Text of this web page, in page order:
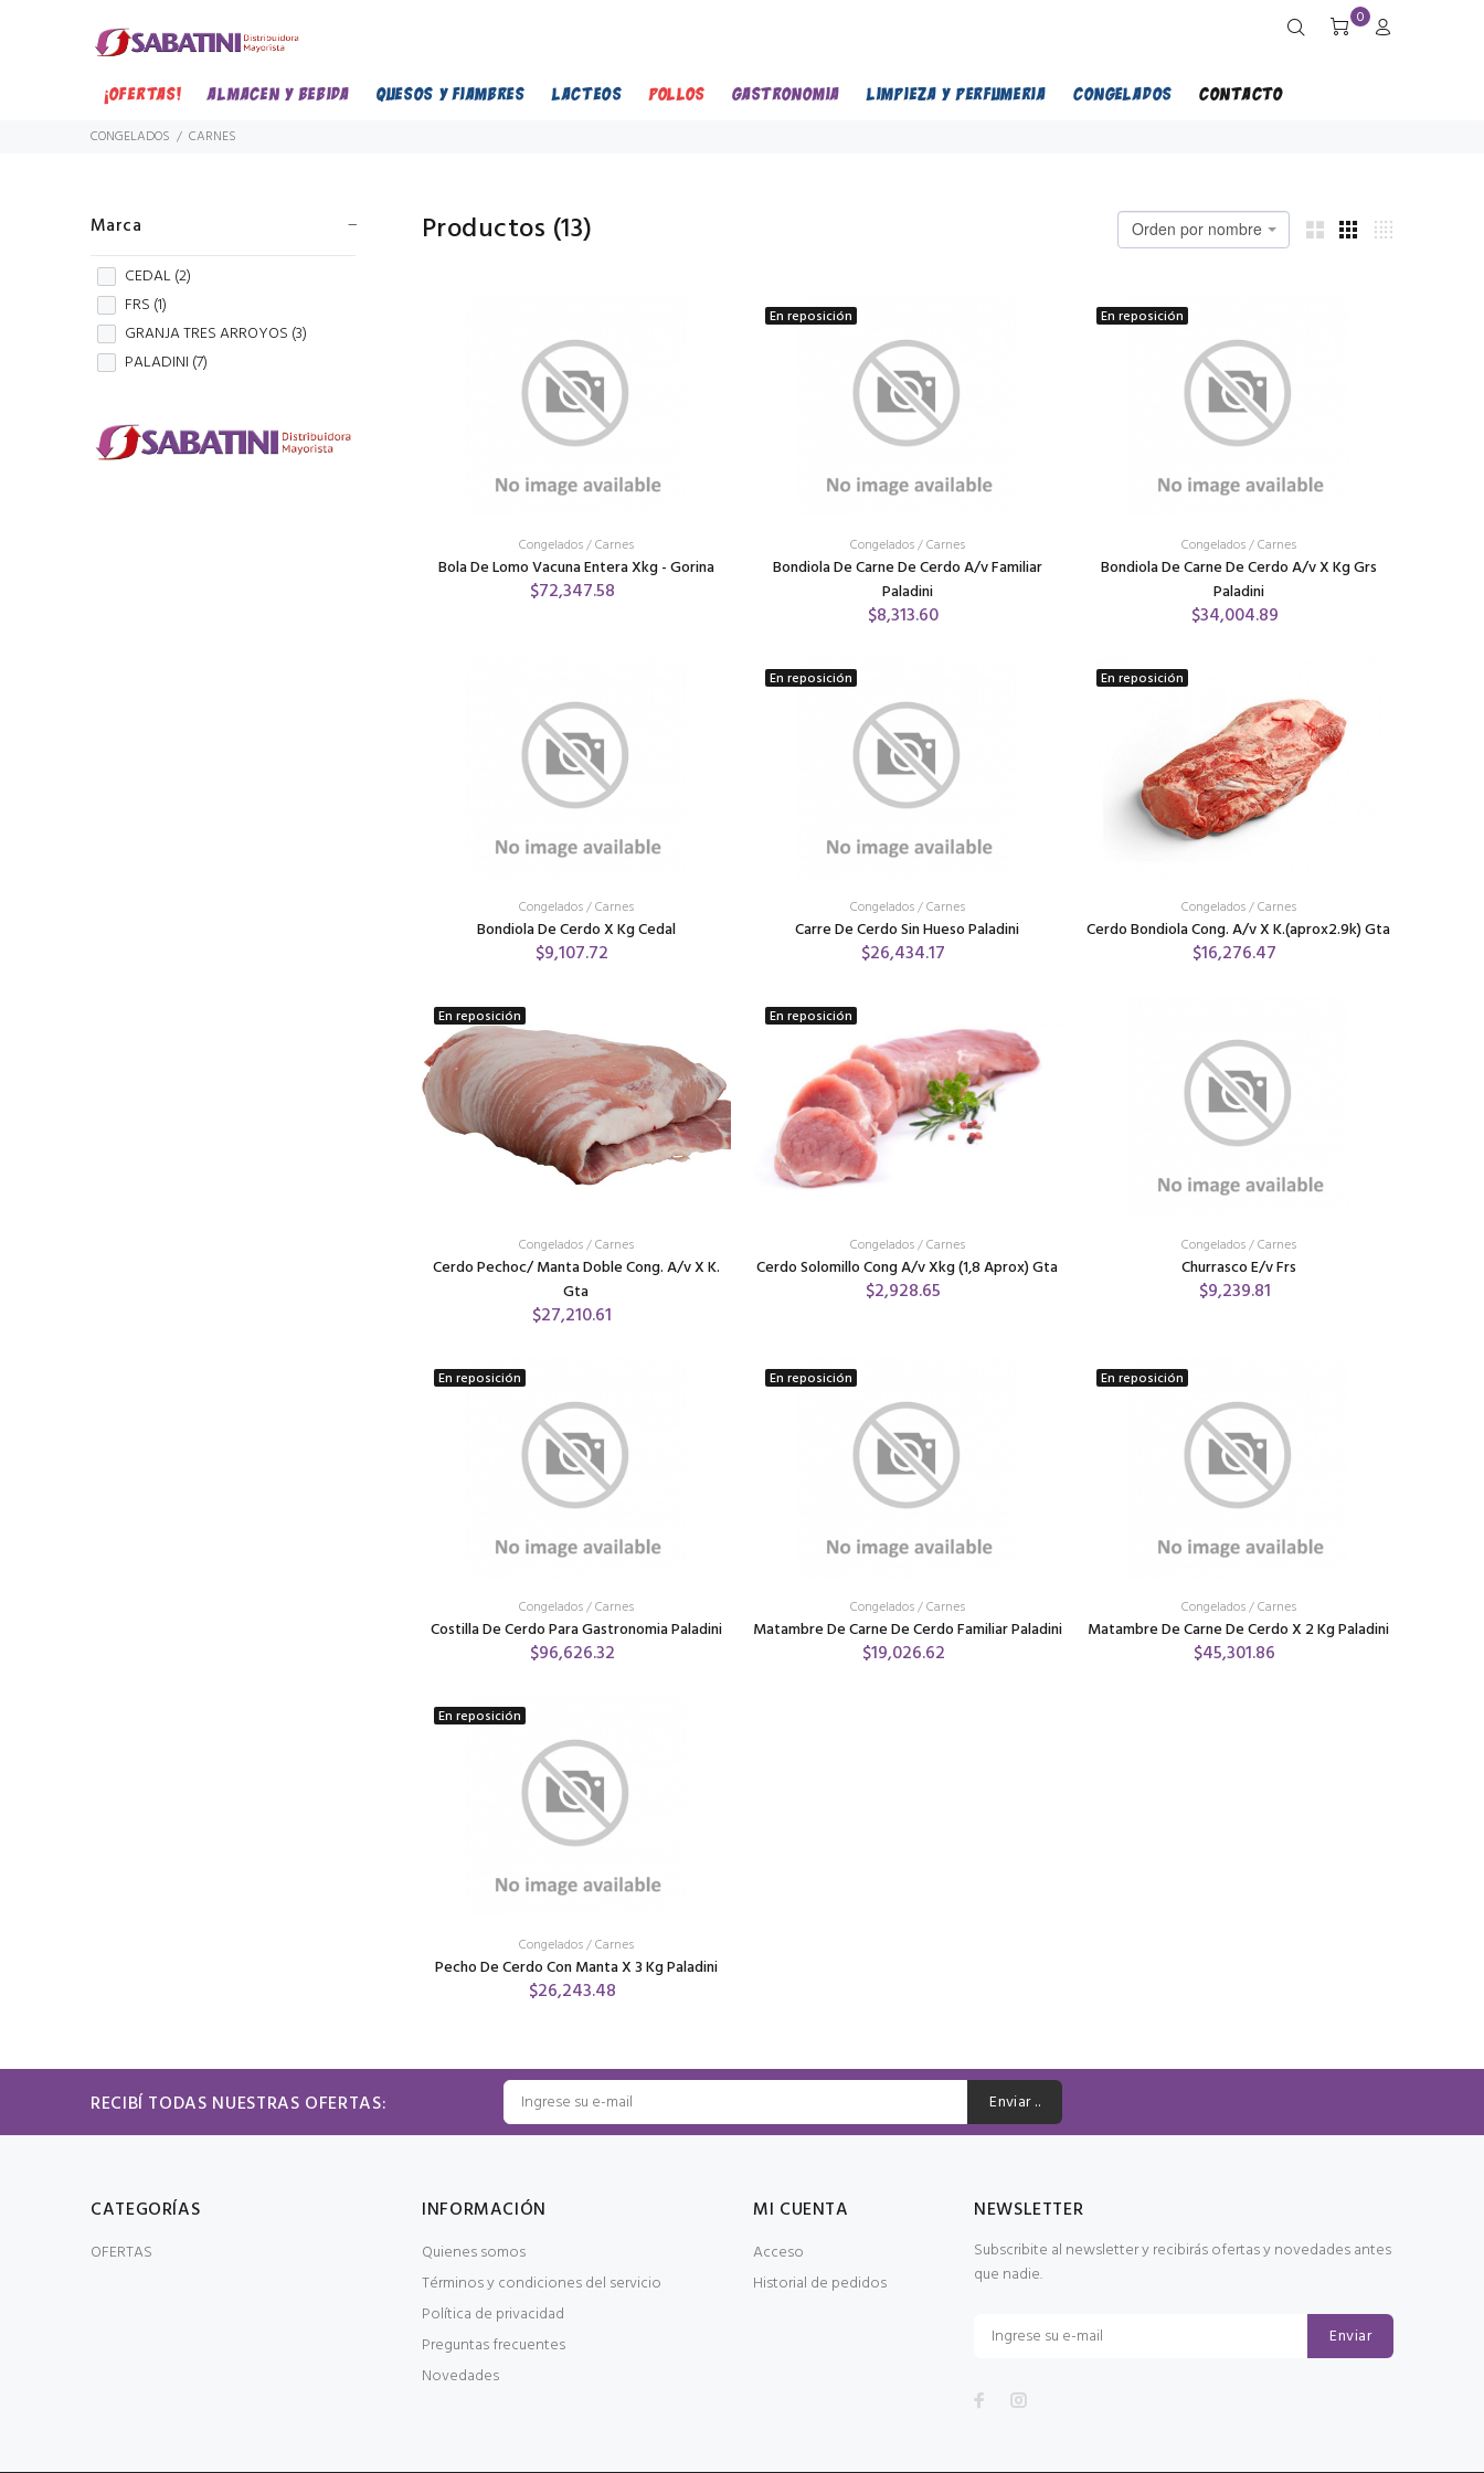
0
¡OFERTAS! ALMACEN Y BEBIDA QUESOS Y FIAMBRES LACTEOS POLLOS GASTRONOMIA LIMPIEZA Y PERFUMERIA CONGELADOS CONTACTO
CONGELADOS CARNES
Marca
CEDAL (2)
FRS (1)
GRANJA TRES ARROYOS (3)
PALADINI (7)
Productos (13) Orden por nombre
Congelados/Carnes
Bola De Lomo Vacuna Entera Xkg - Gorina
$72,347.58
En reposición
Congelados/Carnes
Bondiola De Carne De Cerdo A/v Familiar
Paladini
$8,313.60
En reposición
Congelados/Carnes
Bondiola De Carne De Cerdo A/v X Kg Grs
Paladini
$34,004.89
Congelados/Carnes
Bondiola De Cerdo X Kg Cedal
$9,107.72
En reposición
Congelados/Carnes
Carre De Cerdo Sin Hueso Paladini
$26,434.17
En reposición
Congelados/Carnes
Cerdo Bondiola Cong. A/v X K.(aprox2.9k) Gta
$16,276.47
En reposición
Congelados/Carnes
Cerdo Pechoc/ Manta Doble Cong. A/v X K.
Gta
$27,210.61
En reposición
Congelados/Carnes
Cerdo Solomillo Cong A/v Xkg (1,8 Aprox) Gta
$2,928.65
Congelados/Carnes
Churrasco E/v Frs
$9,239.81
En reposición
Congelados/Carnes
Costilla De Cerdo Para Gastronomia Paladini
$96,626.32
En reposición
Congelados/Carnes
Matambre De Carne De Cerdo Familiar Paladini
$19,026.62
En reposición
Congelados/Carnes
Matambre De Carne De Cerdo X 2 Kg Paladini
$45,301.86
En reposición
Congelados/Carnes
Pecho De Cerdo Con Manta X 3 Kg Paladini
$26,243.48
RECIBÍ TODAS NUESTRAS OFERTAS: Enviar ..
CATEGORÍAS
OFERTAS
INFORMACIÓN
Quienes somos
Términos y condiciones del servicio
Política de privacidad
Preguntas frecuentes
Novedades
MI CUENTA
Acceso
Historial de pedidos
NEWSLETTER
Subscribite al newsletter y recibirás ofertas y novedades antes
que nadie.
Enviar